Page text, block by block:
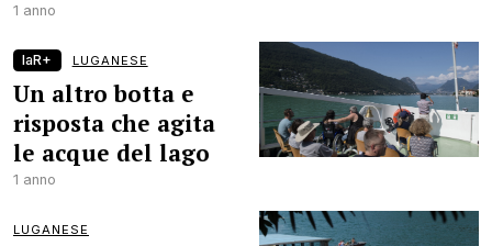
1 anno
laR+ LUGANESE
Un altro botta e
risposta che agita
le acque del lago
1 anno
LUGANESE